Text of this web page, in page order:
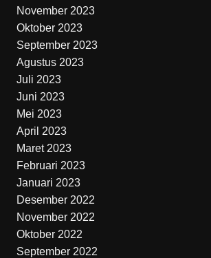
November 2023
Oktober 2023
September 2023
Agustus 2023
Juli 2023
Juni 2023
Mei 2023
April 2023
Maret 2023
Februari 2023
Januari 2023
Desember 2022
November 2022
Oktober 2022
September 2022